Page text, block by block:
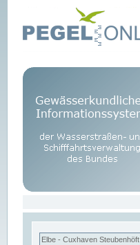
Elbe - Cuxhaven Steubenhöft